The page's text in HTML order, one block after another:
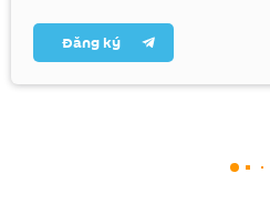
Đăng ký